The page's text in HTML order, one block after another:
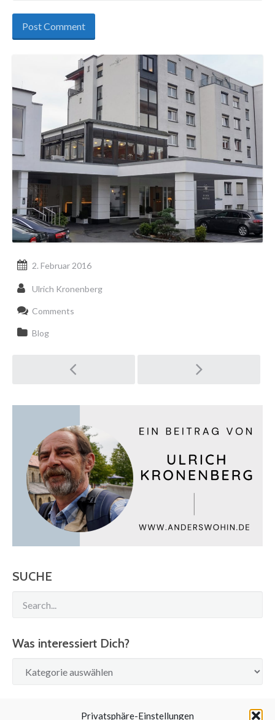
Privatsphäre-Einstellungen
2. Februar 2016
Ulrich Kronenberg
Comments
Blog
Post
navigation
SUCHE
Was interessiert Dich?
interessiert